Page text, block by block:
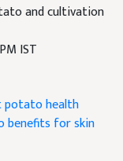
and cultivation
IST
potatohealth
benefits for skin